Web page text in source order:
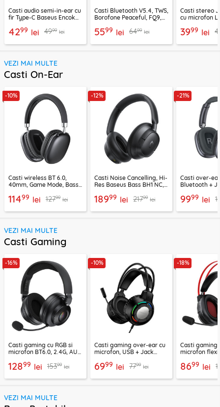
Casti audio semi-in-ear cu
fir Type-C Baseus Encok
4299 lei 4999 lei
Casti Bluetooth V5.4, TWS,
Borofone Peaceful, FQ9,
5599 lei 6499 lei
Casti stereo
cu microfon
3999 lei
VEZI MAI MULTE
Casti On-Ear
-10%
Casti wireless BT 6.0,
40mm, Game Mode, Bass
11499 lei 12799 lei
-12%
Casti Noise Cancelling, Hi-
Res Baseus Bass BH1 NC,
18999 lei 21799 lei
-21%
Casti over-
Bluetooth +
9999 lei
VEZI MAI MULTE
Casti Gaming
-16%
Casti gaming cu RGB si
microfon BT6.0, 2.4G, AUX
12899 lei 15399 lei
-10%
Casti gaming over-ear cu
microfon, USB + Jack
BO112
6999 lei 7799 lei
-18%
Casti gaming
microfon
8699 lei
VEZI MAI MULTE